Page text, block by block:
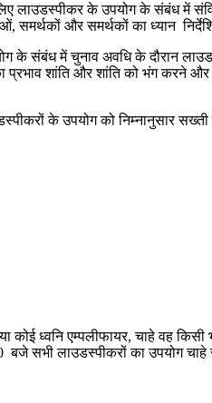
लाउडस्पीकर के उपयोग के संबंध में
समर्थकों और समर्थकों का ध्यान
के संबंध में चुनाव अवधि के दौरान
प्रभाव शांति और शांति को भंग करने
के उपयोग को निम्नानुसार सख्ती
ध्वनि एम्पलीफायर, चाहे वह किसी
सभी लाउडस्पीकरों का उपयोग